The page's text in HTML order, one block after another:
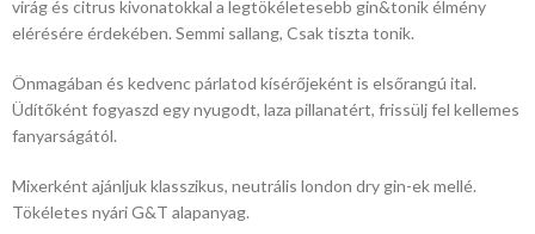
virág és citrus kivonatokkal a legtökéletesebb gin&tonik élmény
elérésére érdekében. Semmi sallang, Csak tiszta tonik.
Önmagában és kedvenc párlatod kísérőjeként is elsőrangú ital.
Üdítőként fogyaszd egy nyugodt, laza pillanatért, frissülj fel kellemes
fanyarságától.
Mixerként ajánljuk klasszikus, neutrális london dry gin-ek mellé.
Tökéletes nyári G&T alapanyag.